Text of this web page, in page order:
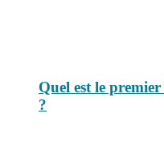
Quel est le
?